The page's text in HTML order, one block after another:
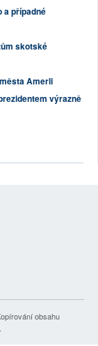
a případné
skotské
Amerli
výrazně
obsahu